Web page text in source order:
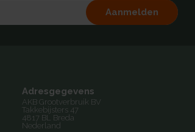
Aanmelden
Adresgegevens
AKB Grootverbruik BV
Takkebijsters 47
4817 BL Breda
Nederland